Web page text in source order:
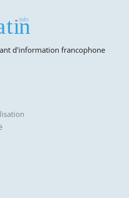
d'information francophone